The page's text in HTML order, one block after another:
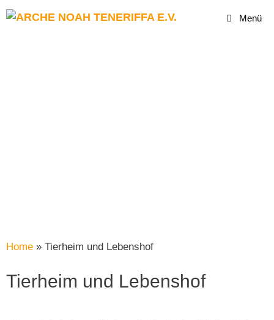
Menü
Home » Tierheim und Lebenshof
Tierheim und Lebenshof